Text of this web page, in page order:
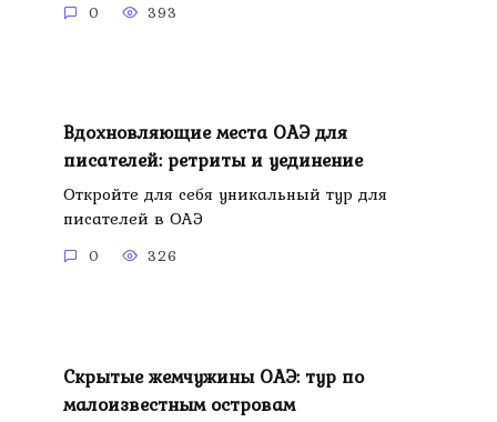
0 393
Вдохновляющие места ОАЭ для
писателей: ретриты и уединение
Откройте для себя уникальный тур для
писателей в ОАЭ
0 326
Скрытые жемчужины ОАЭ: тур по
малоизвестным островам